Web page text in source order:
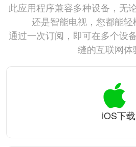
此应用程序兼容多种设备，无
还是智能电视，您都能轻
通过一次订阅，即可在多个设
缝的互联网体
iOS下载